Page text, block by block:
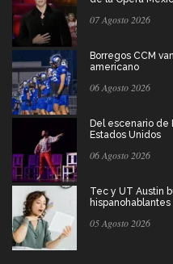
07 Agosto 2026
Borregos CCM
americano
06 Agosto 2026
Del escenario de
Estados Unidos
06 Agosto 2026
Tec y UT Austin
05 Agosto 2026